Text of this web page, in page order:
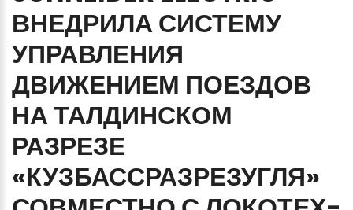
ВНЕДРИЛА СИСТЕМУ
УПРАВЛЕНИЯ
ДВИЖЕНИЕМ ПОЕЗДОВ
НАТАЛДИНСКОМ
РАЗРЕЗЕ
«КУЗБАССРАЗРЕЗУГЛЯ»